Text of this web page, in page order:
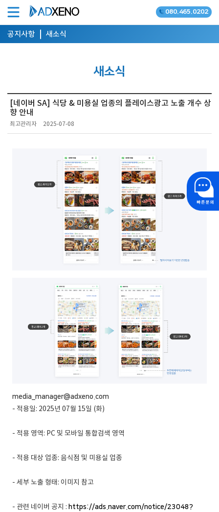
온라인광고 공식대행사 080.465.0202
공지사항 새소식
새소식
[네이버 SA] 식당 & 미용실 업종의 플레이스광고 노출 개수 상
향 안내
최고관리자 2025-07-08
media_manager@adxeno.com
- 적용일: 2025년 07월 15일 (화)
- 적용 영역: PC 및 모바일 통합검색 영역
- 적용 대상 업종: 음식점 및 미용실 업종
- 세부 노출 형태: 이미지 참고
- 관련 네이버 공지 : https://ads.naver.com/notice/23048?